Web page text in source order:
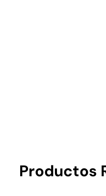
Productos